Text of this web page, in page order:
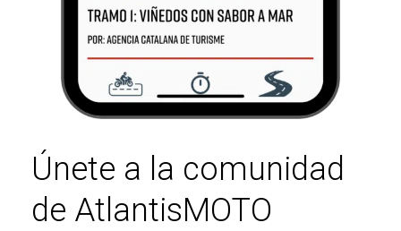
Únete a la comunidad
de AtlantisMOTO